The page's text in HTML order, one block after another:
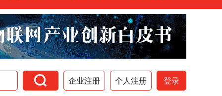
 企业注册 个人注册 登录